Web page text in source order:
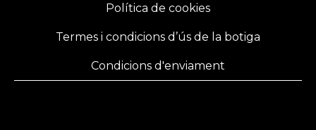
Política de cookies
Termes i condicions d’ús de la botiga
Condicions d'enviament